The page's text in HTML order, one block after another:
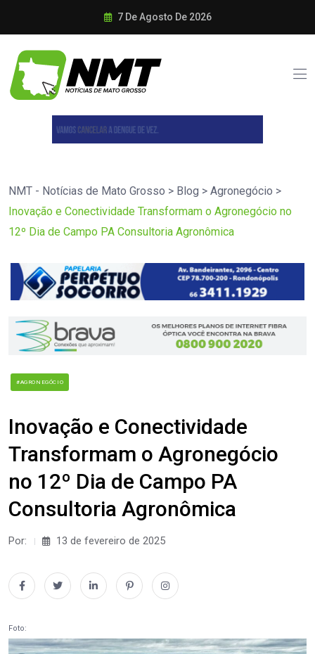
7 De Agosto De 2026
NMT - Notícias de Mato Grosso > Blog > Agronegócio >
Inovação e Conectividade Transformam o Agronegócio no
12º Dia de Campo PA Consultoria Agronômica
#AGRONEGÓCIO
Inovação e Conectividade
Transformam o Agronegócio
no 12º Dia de Campo PA
Consultoria Agronômica
Por: 13 de fevereiro de 2025
Foto: